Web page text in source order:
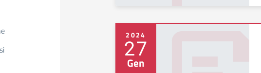
2024
27
Gen